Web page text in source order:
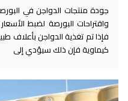
جودة منتجات الدواجن في
واقتراحات البورصة لضبط
فإذا تم تغذية الدواجن بأعلاف
كيماوية فإن ذلك سيؤدي إلى